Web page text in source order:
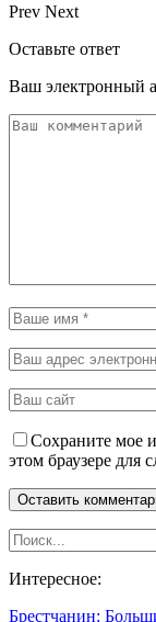
Prev Next
Оставьте ответ
Ваш электронный
Сохраните мое
этом браузере для
Интересное:
Брестчанин: